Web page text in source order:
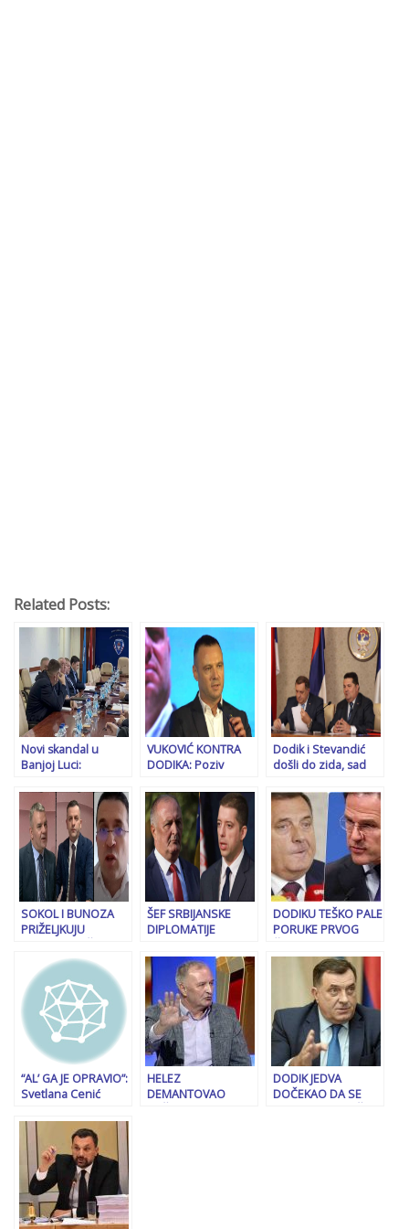
Related Posts:
Novi skandal u
Banjoj Luci:
MUP-a RS sa
Miloradom Dodikom
prisustvovali
direktor SIPA-e,
zamjenik direktora
OSA-e, direktor
Službe za poslove
sa strancima!
VUKOVIĆ KONTRA
DODIKA: Poziv
RS na pređu u SIPA-
u i GP BiH
Dodik i Stevandić
došli do zida, sad
i traže izlaz. Niko s
njima ne treba više
ni o čemu
pregovarati
SOKOL I BUNOZA
PRIŽELJKUJU
“Ako potraje kriza,
BiH čeka kiparski
scenario”
ŠEF SRBIJANSKE
DIPLOMATIJE
ODBRANE BiH:
“Izjave Heleza su
najgrublji oblik
političke
manipulacije!”
DODIKU TEŠKO PALE
PORUKE PRVOG
SAVEZA: “Ali,
poštovani
gospodine Rute,
nemoguće je…”
“AL’ GA JE OPRAVIO”:
Svetlana Cenić
u RS-u uporedila sa
scenom iz filma…
HELEZ
DEMANTOVAO
DODIK JEDVA
DOČEKAO DA SE